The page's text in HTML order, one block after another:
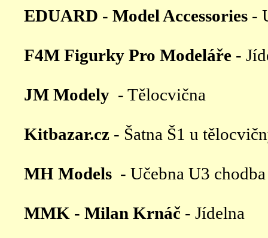
EDUARD - Model Accessories -
F4M Figurky Pro Modeláře -
JM Modely - Tělocvična
Kitbazar.cz - Šatna Š1 u
MH Models - Učebna U3
MMK - Milan Krnáč - Jídelna